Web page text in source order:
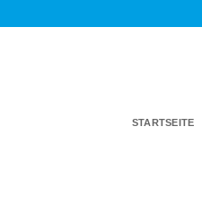
STARTSEITE